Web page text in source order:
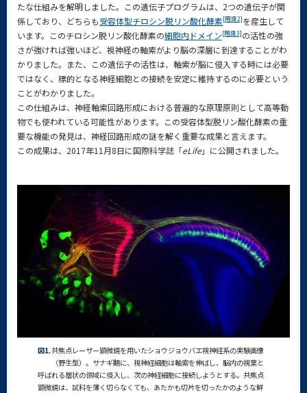
たな仕組みを解明しました。この遺伝子プログラムは、2つの遺伝子が関
係しており、どちらも受容体型チロシン脱リン酸化酵素[用語2]を産生して
います。このチロシン脱リン酸化酵素の細胞内ドメイン[用語3]の活性の強
さが強ければ強いほど、視神経の軸索がより脳の深層に到達することがわ
かりました。また、この遺伝子の活性は、軸索が脳に侵入する時には必要
ではなく、標的となる神経細胞との接続を安定に維持するのに必要という
ことがわかりました。
この仕組みは、神経軸索回路形成における普遍的な原理原則として高等動
物でも使われている可能性があります。この受容体型脱リン酸化酵素の重
要な機能の発見は、神経回路形成の謎を解く重要な成果と言えます。
この成果は、2017年11月8日に国際科学誌「eLife」に公開されました。
図1.共焦点レーザー顕微鏡を用いたショウジョウバエ視神経系の実験画像
（野生型）。サナギ期に、視神経細胞は軸索を伸ばし、脳内の視葉と
呼ばれる層状の領域に侵入し、次の神経細胞に接続しようとする。共焦点
顕微鏡は、試料を薄く切らなくても、あたかも切片を切ったかのような鮮